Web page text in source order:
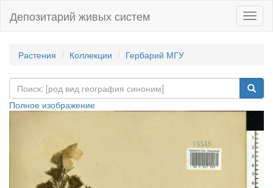
Депозитарий живых систем
Растения Коллекции Гербарий МГУ
Полное изображение